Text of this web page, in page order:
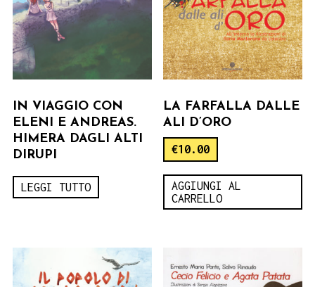
IN VIAGGIO CON
ELENI E ANDREAS.
HIMERA DAGLI ALTI
DIRUPI
LEGGI TUTTO
LA FARFALLA DALLE
ALI D’ORO
€10.00
AGGIUNGI AL
CARRELLO